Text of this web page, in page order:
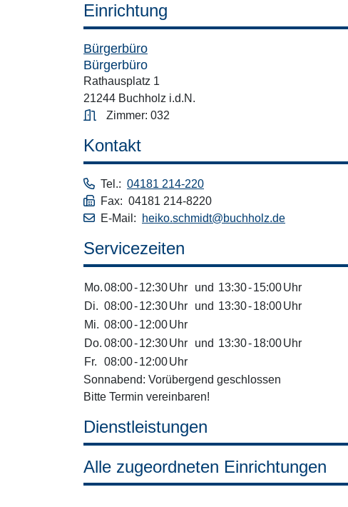
Einrichtung
Bürgerbüro
Bürgerbüro
Rathausplatz 1
21244 Buchholz i.d.N.
Zimmer: 032
Kontakt
Tel.: 04181 214-220
Fax: 04181 214-8220
E-Mail:
heiko.schmidt@buchholz.de
Servicezeiten
Mo.08:00-12:30Uhr und 13:30-15:00Uhr
Di. 08:00-12:30Uhr und 13:30-18:00Uhr
Mi. 08:00-12:00Uhr
Do. 08:00-12:30Uhr und 13:30-18:00Uhr
Fr.
08:00-12:00Uhr
Sonnabend: Vorübergend geschlossen
Bitte Termin vereinbaren!
Dienstleistungen
Alle zugeordneten Einrichtungen